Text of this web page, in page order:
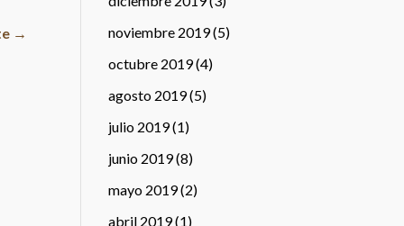
→
noviembre 2019(5)
octubre 2019(4)
agosto 2019(5)
julio 2019(1)
junio 2019(8)
mayo 2019(2)
abril 2019(1)